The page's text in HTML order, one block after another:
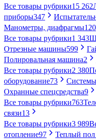
Все товары рубрики15 262
приборы347
Манометры, диафрагмы120
Все товары рубрики1 343
Отрезные машины599
Полировальная машина2
Все товары рубрики2 380
оборудование73
Охранные спецсредства9
Все товары рубрики763
связи13
Все товары рубрики3 989
отопление97 Теплый пол